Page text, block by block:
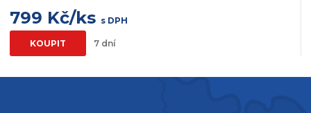
799 Kč/ks s DPH
KOUPIT 7 dní